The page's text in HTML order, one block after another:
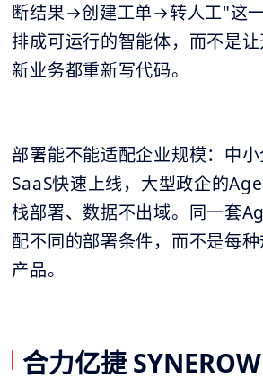
断结果→创建工单→转人工"这
排成可运行的智能体，而不是
新业务都重新写代码。
部署能不能适配企业规模：中
SaaS快速上线，大型政企的
栈部署、数据不出域。同一套
配不同的部署条件，而不是每
产品。
合力亿捷